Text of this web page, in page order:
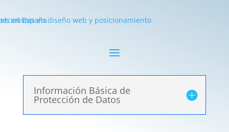
Información Básica de
Protección de Datos